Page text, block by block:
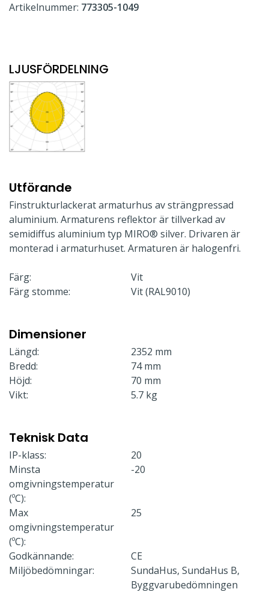
Artikelnummer: 773305-1049
LJUSFÖRDELNING
Utförande
Finstrukturlackerat armaturhus av strängpressad
aluminium. Armaturens reflektor är tillverkad av
semidiffus aluminium typ MIRO® silver. Drivaren är
monterad i armaturhuset. Armaturen är halogenfri.
Färg:
Vit
Färg stomme:
Vit (RAL9010)
Dimensioner
Längd:
2352 mm
Bredd:
74 mm
Höjd:
70 mm
Vikt:
5.7 kg
Teknisk Data
IP-klass:
20
Minsta
omgivningstemperatur
(ºC):
-20
Max
omgivningstemperatur
(ºC):
25
Godkännande:
CE
Miljöbedömningar:
SundaHus, SundaHus B,
Byggvarubedömningen